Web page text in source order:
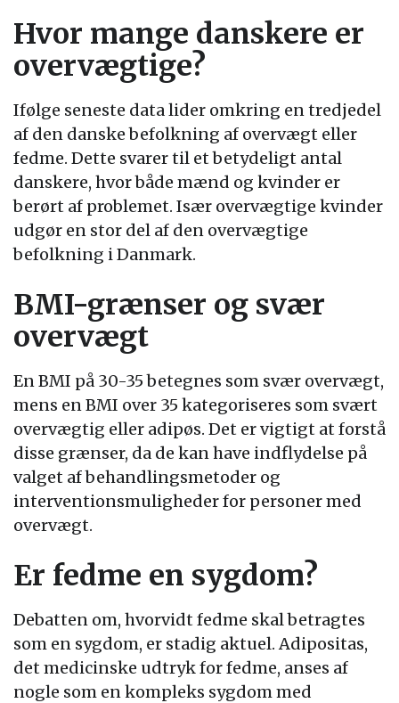
Hvor mange danskere er
overvægtige?
Ifølge seneste data lider omkring en tredjedel
af den danske befolkning af overvægt eller
fedme. Dette svarer til et betydeligt antal
danskere, hvor både mænd og kvinder er
berørt af problemet. Især overvægtige kvinder
udgør en stor del af den overvægtige
befolkning i Danmark.
BMI-grænser og svær
overvægt
En BMI på 30-35 betegnes som svær overvægt,
mens en BMI over 35 kategoriseres som svært
overvægtig eller adipøs. Det er vigtigt at forstå
disse grænser, da de kan have indflydelse på
valget af behandlingsmetoder og
interventionsmuligheder for personer med
overvægt.
Er fedme en sygdom?
Debatten om, hvorvidt fedme skal betragtes
som en sygdom, er stadig aktuel. Adipositas,
det medicinske udtryk for fedme, anses af
nogle som en kompleks sygdom med